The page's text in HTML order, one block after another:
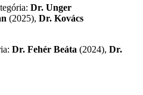
Dr. Unger
(2025), Dr. Kovács
Dr. Fehér Beáta (2024), Dr.